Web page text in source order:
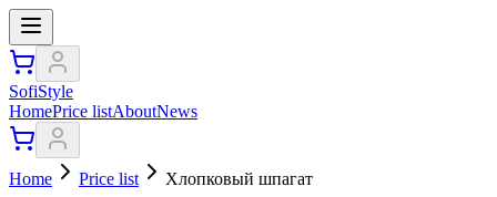
SofiStyle
HomePrice listAboutNews
Home Price list Хлопковый шпагат